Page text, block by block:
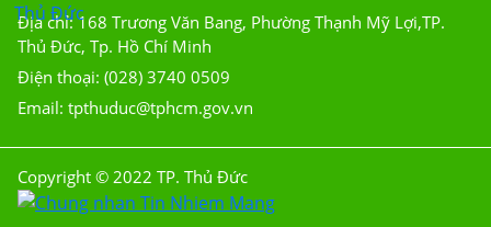
Địa chỉ: 168 Trương Văn Bang, Phường Thạnh Mỹ Lợi,TP.
Thủ Đức, Tp. Hồ Chí Minh
Điện thoại: (028) 3740 0509
Email: tpthuduc@tphcm.gov.vn
Copyright © 2022 TP. Thủ Đức